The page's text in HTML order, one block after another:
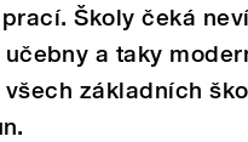
Školy čeká
a taky
základních